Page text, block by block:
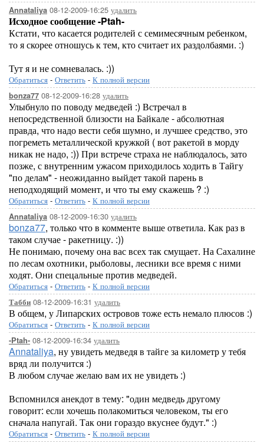
Annataliya 08-12-2009-16:25 удалить
Исходное сообщение -Ptah-
Кстати, что касается родителей с семимесячным ребенком,
то я скорее отношусь к тем, кто считает их раздолбаями. :)
Тут я и не сомневалась. :))
Обратиться - Ответить - К полной версии
bonza77 08-12-2009-16:28 удалить
Улыбнуло по поводу медведей :) Встречал в
непосредственной близости на Байкале - абсолютная
правда, что надо вести себя шумно, и лучшее средство, это
погреметь металлической кружкой ( вот ракетой в морду
никак не надо, :)) При встрече страха не наблюдалось, зато
позже, с внутренним ужасом приходилось ходить в Тайгу
"по делам" - неожиданно выйдет такой парень в
неподходящий момент, и что ты ему скажешь ? :)
Обратиться - Ответить - К полной версии
Annataliya 08-12-2009-16:30 удалить
bonza77, только что в комменте выше ответила. Как раз в
таком случае - ракетницу. :))
Не понимаю, почему она вас всех так смущает. На Сахалине
по лесам охотники, рыболовы, лесники все время с ними
ходят. Они спецальные против медведей.
Обратиться - Ответить - К полной версии
Табби 08-12-2009-16:31 удалить
В общем, у Липарских островов тоже есть немало плюсов :)
Обратиться - Ответить - К полной версии
-Ptah- 08-12-2009-16:34 удалить
Annataliya, ну увидеть медведя в тайге за километр у тебя
вряд ли получится :)
В любом случае желаю вам их не увидеть :)
Вспомнился анекдот в тему: "один медведь другому
говорит: если хочешь полакомиться человеком, ты его
сначала напугай. Так они гораздо вкуснее будут." :)
Обратиться - Ответить - К полной версии